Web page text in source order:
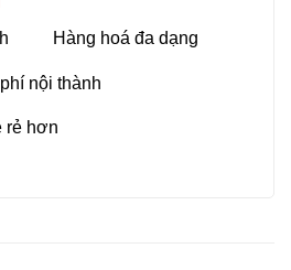
Hàng hoá đa dạng
nội thành
rẻ hơn